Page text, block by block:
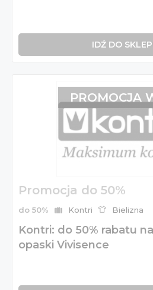
IDŹ DO
Promocja do 50%
do 50% Kontri Bielizna
Kontri: do 50% rabatu
opaski Vivisence
PROMOCJA